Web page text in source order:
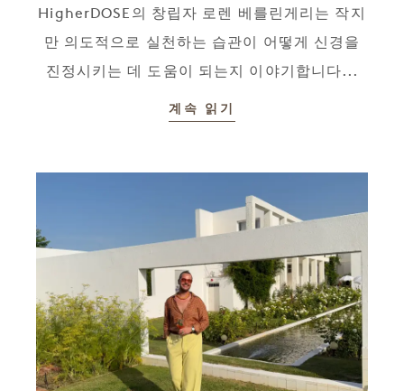
HigherDOSE의 창립자 로렌 베를린게리는 작지
만 의도적으로 실천하는 습관이 어떻게 신경을
진정시키는 데 도움이 되는지 이야기합니다...
계속 읽기